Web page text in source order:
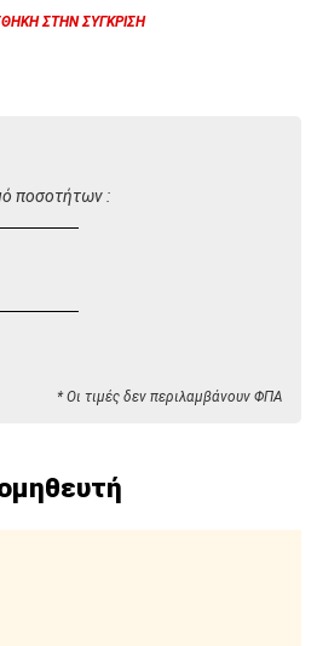
ΣΤΗΝ ΣΎΓΚΡΙΣΗ
ποσοτήτων :
* Οι τιμές δεν περιλαμβάνουν ΦΠΑ